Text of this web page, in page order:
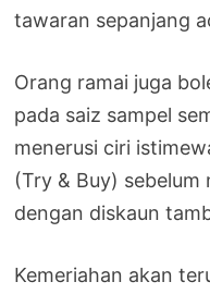
tawaran sepanjang
Orang ramai juga
pada saiz sampel
menerusi ciri
(Try & Buy)
dengan diskaun
Kemeriahan akan